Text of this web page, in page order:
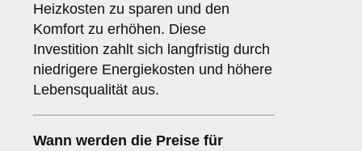
Heizkosten zu sparen und den
Komfort zu erhöhen. Diese
Investition zahlt sich langfristig durch
niedrigere Energiekosten und höhere
Lebensqualität aus.
Wann werden die Preise für